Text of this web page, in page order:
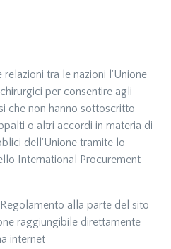
relazioni tra le nazioni l'Unione
per consentire agli
che non hanno sottoscritto
o altri accordi in materia di
dell'Unione tramite lo
International Procurement
alla parte del sito
raggiungibile direttamente
internet